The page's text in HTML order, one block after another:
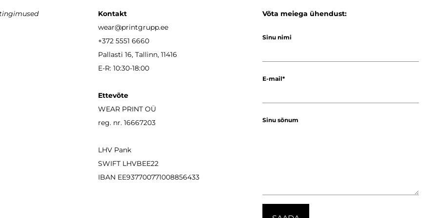
Kontakt
wear@printgrupp.ee
+372 5551 6660
Pallasti 16, Tallinn, 11416
E-R: 10:30-18:00
Ettevõte
WEAR PRINT OÜ
reg. nr. 16667203
LHV Pank
SWIFT LHVBEE22
IBAN EE937700771008856433
Võta meiega ühendust:
Sinu nimi
E-mail
Sinu sõnum